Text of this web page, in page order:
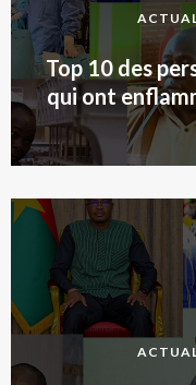
Top 10 des
qui ont